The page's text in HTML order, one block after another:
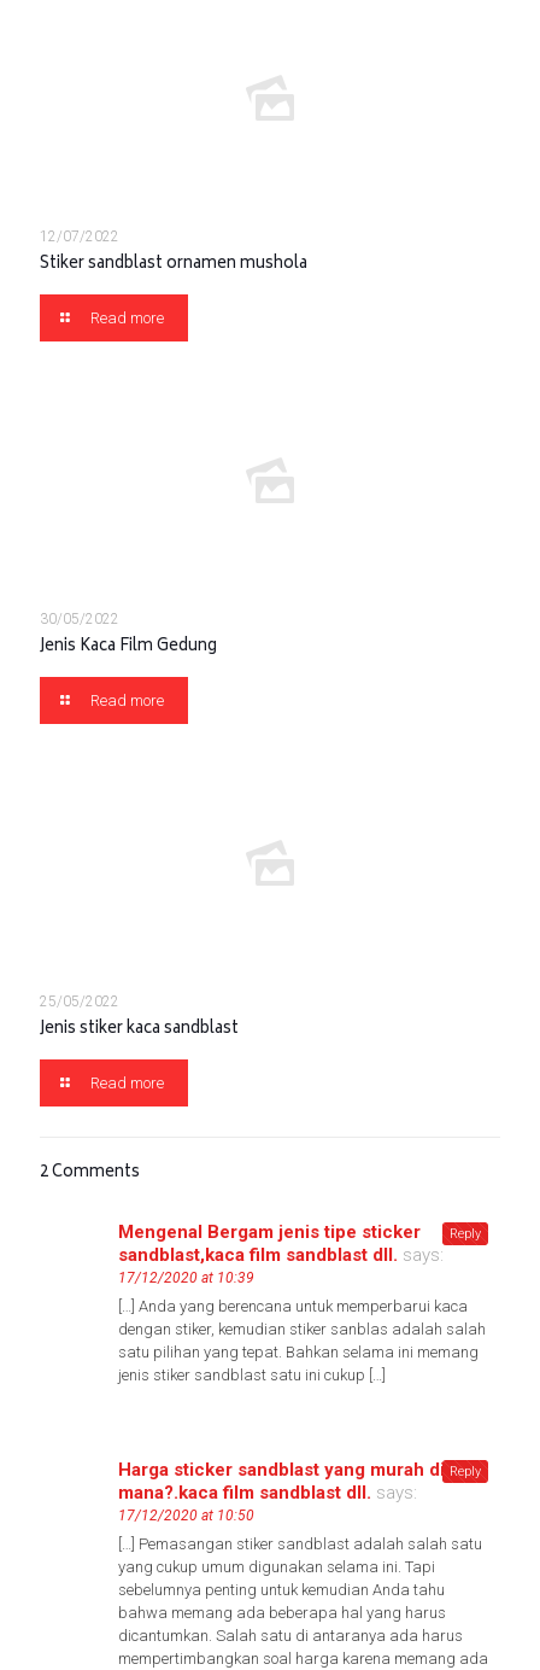
12/07/2022
Stiker sandblast ornamen mushola
Read more
30/05/2022
Jenis Kaca Film Gedung
Read more
25/05/2022
Jenis stiker kaca sandblast
Read more
2 Comments
Mengenal Bergam jenis tipe sticker
sandblast,kaca film sandblast dll. says:
17/12/2020 at 10:39
[…] Anda yang berencana untuk memperbarui kaca
dengan stiker, kemudian stiker sanblas adalah salah
satu pilihan yang tepat. Bahkan selama ini memang
jenis stiker sandblast satu ini cukup […]
Reply
Harga sticker sandblast yang murah di
mana?.kaca film sandblast dll. says:
17/12/2020 at 10:50
[…] Pemasangan stiker sandblast adalah salah satu
yang cukup umum digunakan selama ini. Tapi
sebelumnya penting untuk kemudian Anda tahu
bahwa memang ada beberapa hal yang harus
dicantumkan. Salah satu di antaranya ada harus
mempertimbangkan soal harga karena memang ada
Reply